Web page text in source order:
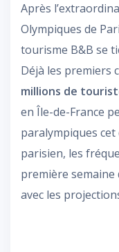
Après
Olympiques de
tourisme B&B se
Déjà les premiers
millions de
en Île-de-France
paralympiques cet
parisien, les
première
avec les